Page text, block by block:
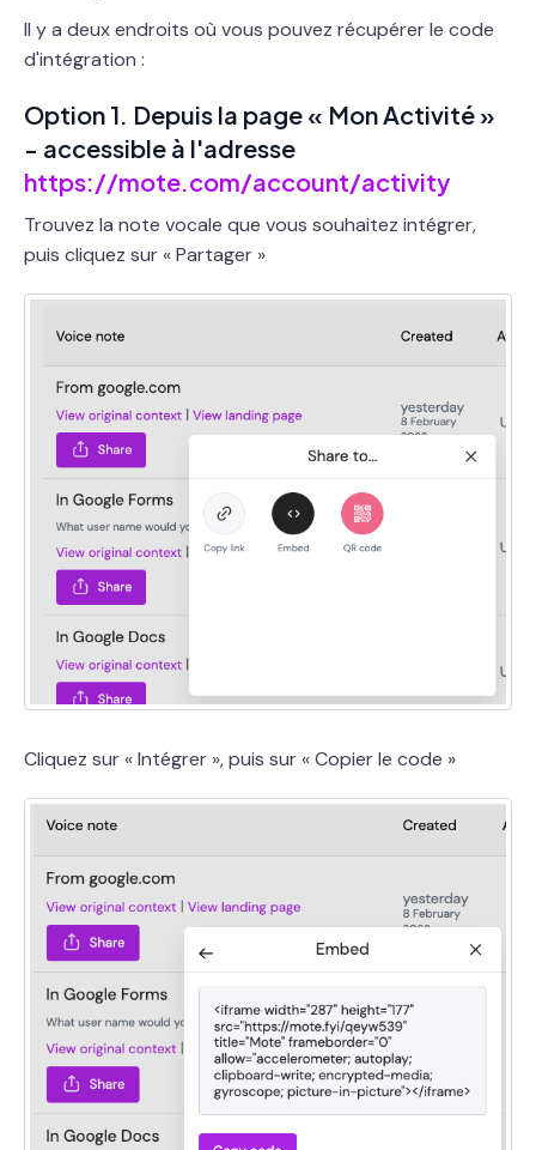
Il y a deux endroits où vous pouvez récupérer le code
d'intégration :
Option 1. Depuis la page « Mon Activité »
- accessible à l'adresse
https://mote.com/account/activity
Trouvez la note vocale que vous souhaitez intégrer,
puis cliquez sur « Partager »
Cliquez sur « Intégrer », puis sur « Copier le code »